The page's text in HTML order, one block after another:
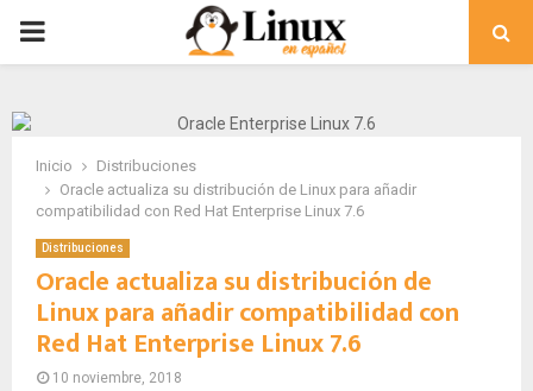
PRIMARY
Inicio
Distribuciones
Oracle actualiza su distribución de Linux para añadir
compatibilidad con Red Hat Enterprise Linux 7.6
Distribuciones
Oracle actualiza su distribución de
Linux para añadir compatibilidad con
Red Hat Enterprise Linux 7.6
10 noviembre, 2018